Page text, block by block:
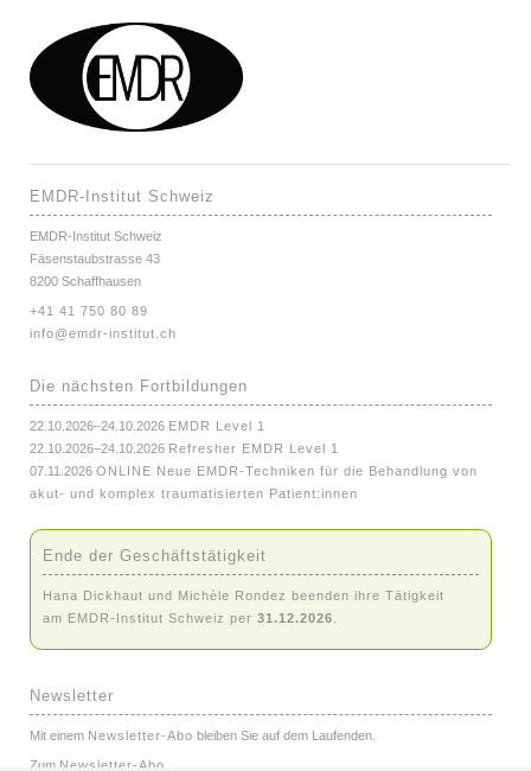
EMDR-Institut Schweiz
EMDR-Institut Schweiz
Fäsenstaubstrasse 43
8200 Schaffhausen
+41 41 750 80 89
info@emdr-institut.ch
Die nächsten Fortbildungen
22.10.2026–24.10.2026 EMDR Level 1
22.10.2026–24.10.2026 Refresher EMDR Level 1
07.11.2026 ONLINE Neue EMDR-Techniken für die Behandlung von
akut- und komplex traumatisierten Patient:innen
Ende der Geschäftstätigkeit
Hana Dickhaut und Michèle Rondez beenden ihre Tätigkeit
am EMDR-Institut Schweiz per 31.12.2026
Newsletter
Mit einem Newsletter-Abo bleiben Sie auf dem Laufenden.
Zum Newsletter-Abo